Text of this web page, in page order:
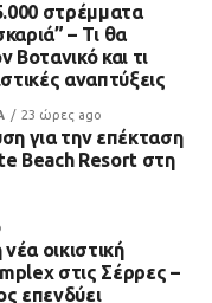
στρέμματα
– Τι θα
Βοτανικό και τι
αναπτύξεις
23 ώρες ago
για την επέκταση
Beach Resort στη
οικιστική
στις Σέρρες –
επενδύει